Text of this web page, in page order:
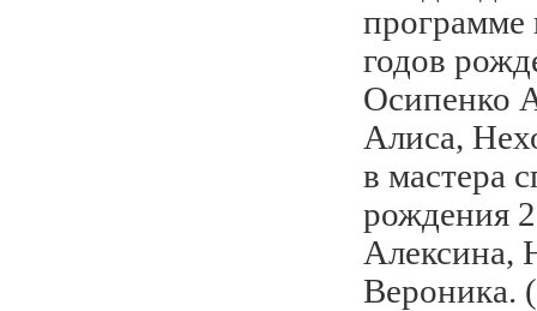
программе
годов
Осипенко
Алиса,
в мастера
рождения 2
Алексина,
Вероника.